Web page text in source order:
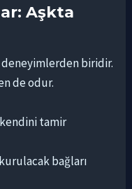
Aşkta
deneyimlerden biridir.
de odur.
tamir
bağları